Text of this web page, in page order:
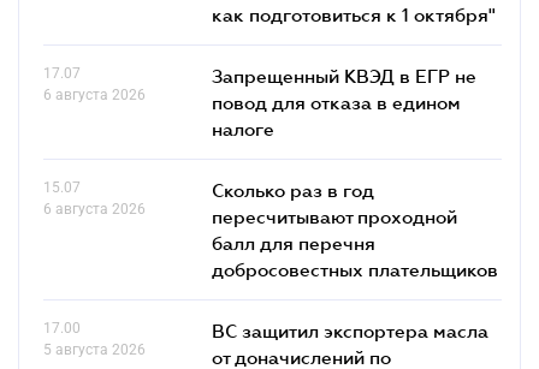
как подготовиться к 1 октября"
17.07
6 августа 2026
Запрещенный КВЭД в ЕГР не
повод для отказа в едином
налоге
15.07
6 августа 2026
Сколько раз в год
пересчитывают проходной
балл для перечня
добросовестных плательщиков
17.00
5 августа 2026
ВС защитил экспортера масла
от доначислений по